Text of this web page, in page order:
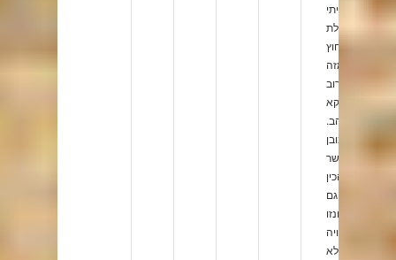
הייתי
חוץ
מזה
שהרוב
דווקא
אוהב.
כמובן
שאפשר
להכין
גם
מבונזו
סויה
(לא